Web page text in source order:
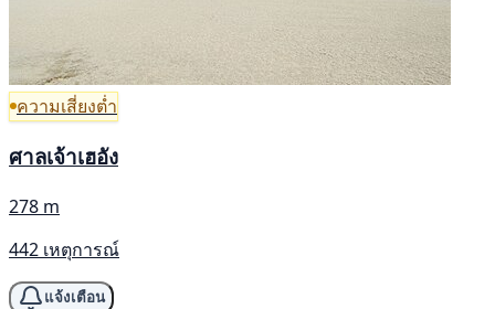
ความเสี่ยงต่ำ
ศาลเจ้าเฮอัง
278 m
442 เหตุการณ์
แจ้งเตือน